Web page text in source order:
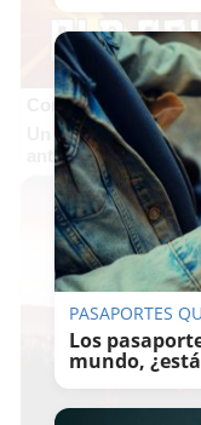
Corepunk MMORPG
Un verdadero
antes, pero mejor!
PASAPORTES
Los
mundo,